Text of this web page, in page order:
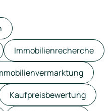
Immobilienrecherche
Kaufpreisbewertung